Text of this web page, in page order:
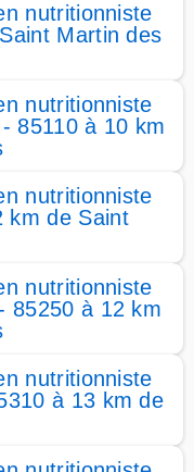
nutritionniste
Martin des
nutritionniste
85110 à 10 km
nutritionniste
km de Saint
nutritionniste
85250 à 12 km
nutritionniste
à 13 km de